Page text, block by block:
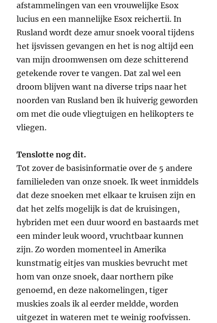
afstammelingen van een vrouwelijke Esox
lucius en een mannelijke Esox reichertii. In
Rusland wordt deze amur snoek vooral tijdens
het ijsvissen gevangen en het is nog altijd een
van mijn droomwensen om deze schitterend
getekende rover te vangen. Dat zal wel een
droom blijven want na diverse trips naar het
noorden van Rusland ben ik huiverig geworden
om met die oude vliegtuigen en helikopters te
vliegen.
Tenslotte nog dit.
Tot zover de basisinformatie over de 5 andere
familieleden van onze snoek. Ik weet inmiddels
dat deze snoeken met elkaar te kruisen zijn en
dat het zelfs mogelijk is dat de kruisingen,
hybriden met een duur woord en bastaards met
een minder leuk woord, vruchtbaar kunnen
zijn. Zo worden momenteel in Amerika
kunstmatig eitjes van muskies bevrucht met
hom van onze snoek, daar northern pike
genoemd, en deze nakomelingen, tiger
muskies zoals ik al eerder meldde, worden
uitgezet in wateren met te weinig roofvissen.